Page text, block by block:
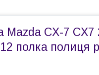
Mazda CX-7 CX7
полка полиця